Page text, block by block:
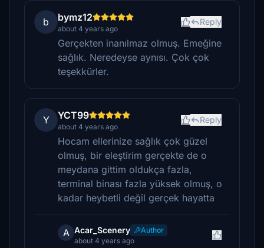
b bymz12
about 4 years ago
Reply
Gerçekten inanılmaz olmuş. Emeğine
sağlık. Neredeyse aynısı. Çok çok
teşekkürler.
Y YCT99
about 4 years ago
Reply
Hocam ellerinize sağlık çok güzel
olmuş, bir eleştirim gerçekte de o
meydana gittim oldukça fazla,
terminal binası fazla yüksek olmuş, o
kadar heybetli değil gerçek hayatta
A Acar_Scenery
Author
about 4 years ago